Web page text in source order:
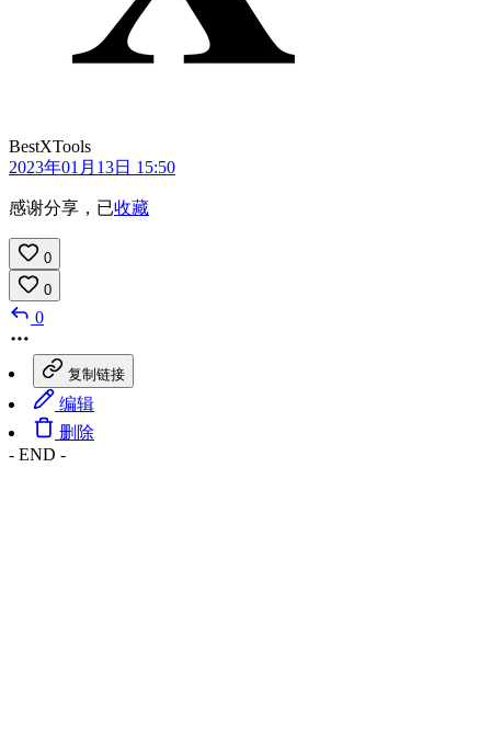
BestXTools
2023年01月13日 15:50
感谢分享，已收藏
0
0
0
复制链接
编辑
删除
- END -